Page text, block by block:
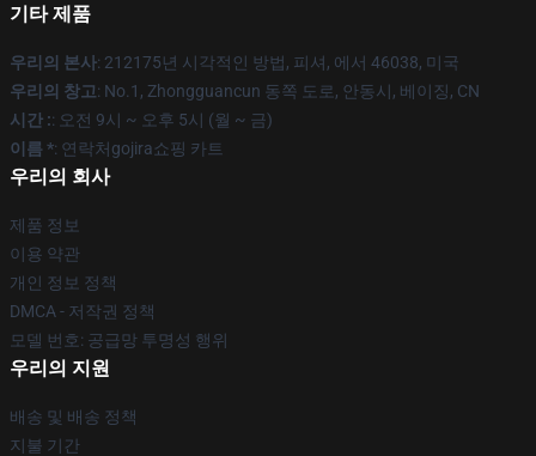
기타 제품
우리의 본사: 212175년 시각적인 방법, 피셔, 에서 46038, 미국
우리의 창고: No.1, Zhongguancun 동쪽 도로, 안동시, 베이징, CN
시간 :: 오전 9시 ~ 오후 5시 (월 ~ 금)
이름 *: 연락처gojira쇼핑 카트
우리의 회사
제품 정보
이용 약관
개인 정보 정책
DMCA - 저작권 정책
모델 번호: 공급망 투명성 행위
우리의 지원
배송 및 배송 정책
지불 기간